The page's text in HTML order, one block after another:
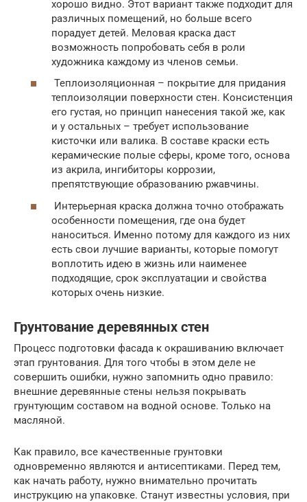
хорошо видно. Этот вариант также подходит для
различных помещений, но больше всего
порадует детей. Меловая краска даст
возможность попробовать себя в роли
художника каждому из членов семьи.
Теплоизоляционная – покрытие для придания
теплоизоляции поверхности стен. Консистенция
его густая, но принцип нанесения такой же, как
и у остальных – требует использование
кисточки или валика. В составе краски есть
керамические полые сферы, кроме того, основа
из акрила, ингибиторы коррозии,
препятствующие образованию ржавчины.
Интерьерная краска должна точно отображать
особенности помещения, где она будет
наноситься. Именно потому для каждого из них
есть свои лучшие варианты, которые помогут
воплотить идею в жизнь или наименее
подходящие, срок эксплуатации и свойства
которых очень низкие.
Грунтование деревянных стен
Процесс подготовки фасада к окрашиванию включает
этап грунтования. Для того чтобы в этом деле не
совершить ошибки, нужно запомнить одно правило:
внешние деревянные стены нельзя покрывать
грунтующим составом на водной основе. Только на
масляной.
Как правило, все качественные грунтовки
одновременно являются и антисептиками. Перед тем,
как начать работу, нужно внимательно прочитать
инструкцию на упаковке. Станут известны условия, при